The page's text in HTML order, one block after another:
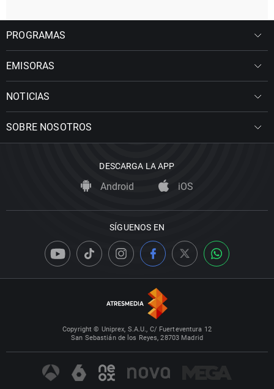
PROGRAMAS
EMISORAS
NOTICIAS
SOBRE NOSOTROS
DESCARGA LA APP
Android iOS
SÍGUENOS EN
Copyright © Uniprex, S.A.U., C/ Fuerteventura 12
San Sebastián de los Reyes, 28703 Madrid